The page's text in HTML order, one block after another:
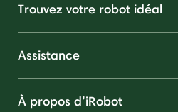
Trouvez votre robot idéal
Assistance
À propos d’iRobot